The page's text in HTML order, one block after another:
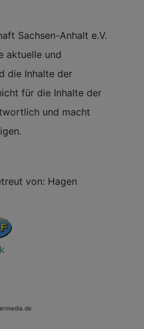
Sachsen-Anhalt e.V.
aktuelle und
die Inhalte der
für die Inhalte der
und macht
von: Hagen